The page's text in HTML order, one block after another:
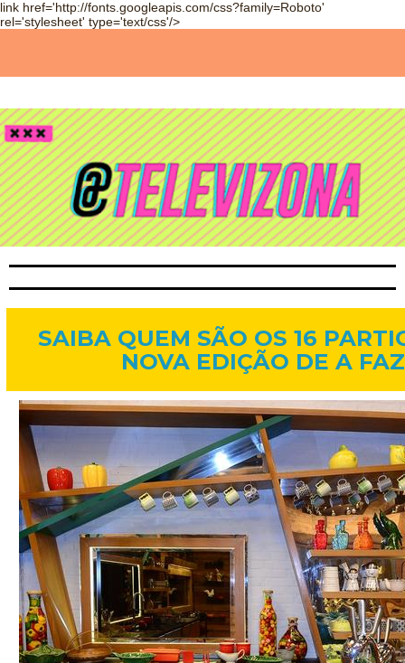
link href='http://fonts.googleapis.com/css?family=Roboto'
rel='stylesheet' type='text/css'/>
SAIBA QUEM SÃO OS 16
NOVA EDIÇÃO DE A